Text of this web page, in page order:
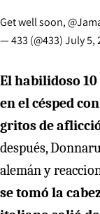
Get well soon,
— 433 (@433)July 5,
El habilidoso
en el césped
gritos de
después,
alemán y
se tomó la